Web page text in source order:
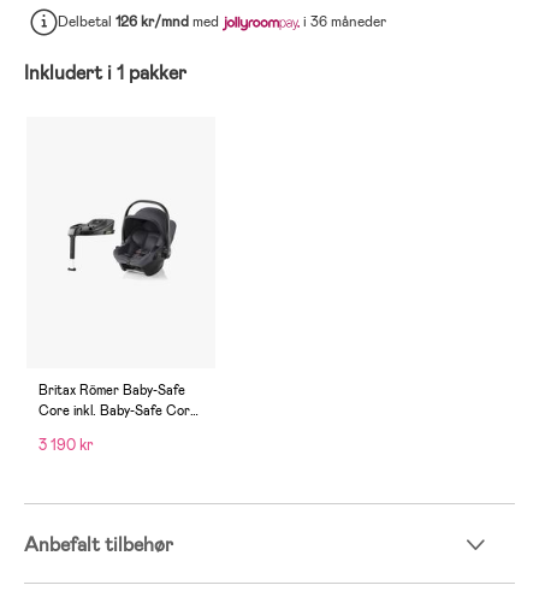
Delbetal 126 kr/mndmed i 36 måneder
Inkludert i 1 pakker
Britax Römer Baby-Safe
Core inkl. Baby-Safe Core
3 190 kr
Anbefalt tilbehør